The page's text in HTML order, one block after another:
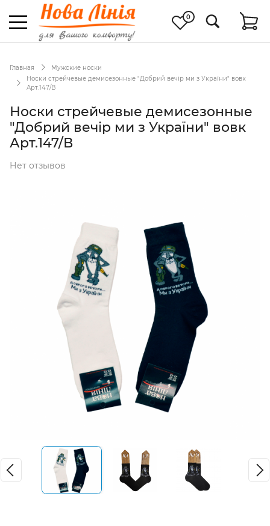
0
Главная
Мужские носки
Носки стрейчевые демисезонные "Добрий вечір ми з України" вовк
Арт.147/В
Носки стрейчевые демисезонные
"Добрий вечір ми з України" вовк
Арт.147/В
Нет отзывов